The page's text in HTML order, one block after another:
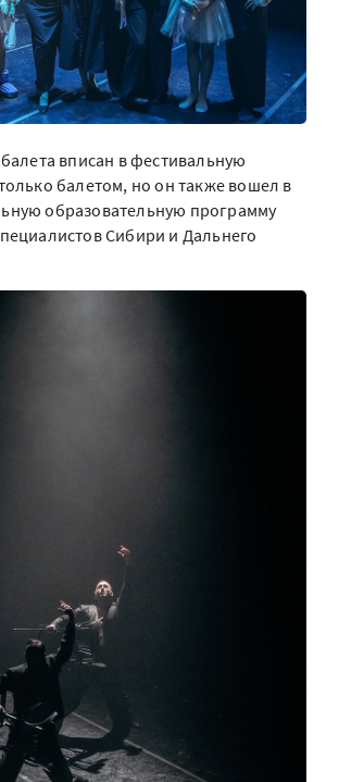
вписан в фестивальную
балетом, но он также вошел в
образовательную программу
Сибири и Дальнего